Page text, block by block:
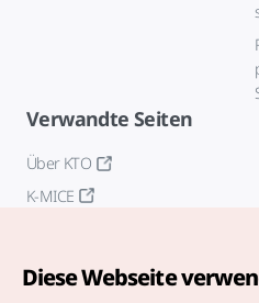
Verwandte Seiten
Über KTO
K-MICE
Diese Webseite